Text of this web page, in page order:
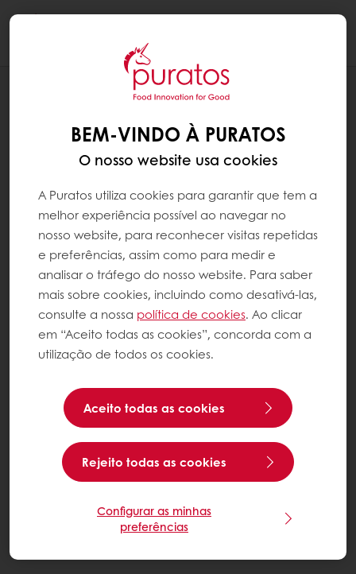
BOMBOM DE CARAMELO E FLOR DE SAL
BEM-VINDO À PURATOS
O nosso website usa cookies
A Puratos utiliza cookies para garantir que tem a
melhor experiência possível ao navegar no
nosso website, para reconhecer visitas repetidas
e preferências, assim como para medir e
analisar o tráfego do nosso website. Para saber
mais sobre cookies, incluindo como desativá-las,
consulte a nossa política de cookies. Ao clicar
em “Aceito todas as cookies”, concorda com a
utilização de todos os cookies.
Aceito todas as cookies
Rejeito todas as cookies
Configurar as minhas
preferências